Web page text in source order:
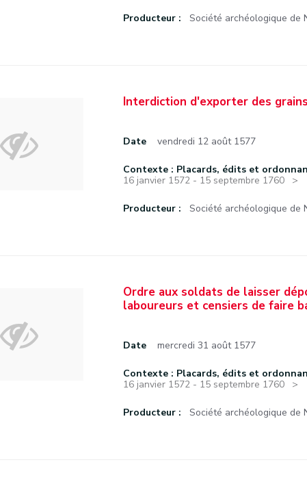
Producteur : Société archéologique de
Interdiction d'exporter des
Date vendredi 12 août 1577
Contexte : Placards, édits et
16 janvier 1572 - 15 septembre 1760
Producteur : Société archéologique de
Ordre aux soldats de laisser
laboureurs et censiers de faire
Date mercredi 31 août 1577
Contexte : Placards, édits et
16 janvier 1572 - 15 septembre 1760
Producteur : Société archéologique de